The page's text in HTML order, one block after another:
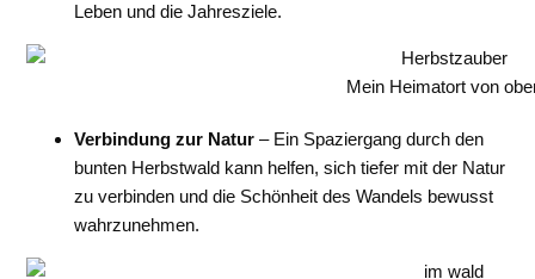
Leben und die Jahresziele.
Mein Heimatort von
Verbindung zur Natur– Ein Spaziergang durch den
bunten Herbstwald kann helfen, sich tiefer mit der Natur
zu verbinden und die Schönheit des Wandels bewusst
wahrzunehmen.